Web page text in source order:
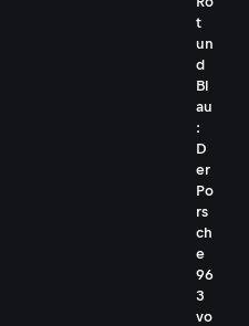
t
un
d
Bl
au
:
D
er
Po
rs
ch
e
96
3
vo